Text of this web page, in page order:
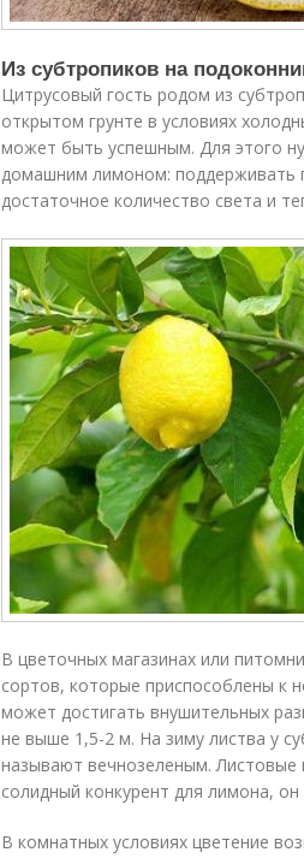
Из субтропиков на
Цитрусовый гость родом из
открытом грунте в условиях
может быть успешным. Для этого
домашним лимоном: поддерживать
достаточное количество света и
В цветочных магазинах или
сортов, которые приспособлены к
может достигать внушительных
не выше 1,5-2 м. На зиму листва у
называют вечнозеленым. Листовые
солидный конкурент для лимона,
В комнатных условиях цветение